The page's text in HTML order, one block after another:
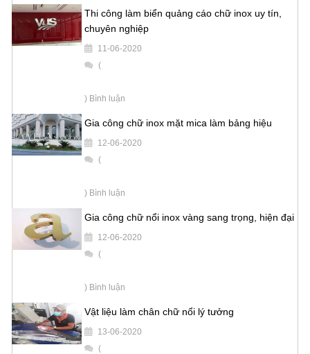
Thi công làm biển quảng cáo chữ inox uy tín,
chuyên nghiệp
11-06-2020
(
) Bình luận
Gia công chữ inox mặt mica làm bảng hiệu
12-06-2020
(
) Bình luận
Gia công chữ nổi inox vàng sang trọng, hiện đại
12-06-2020
(
) Bình luận
Vật liệu làm chân chữ nổi lý tưởng
13-06-2020
(